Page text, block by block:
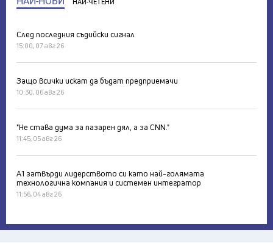
НАЙ-ЧЕТЕНИ
След последния съдийски сигнал
15:00, 07 авг 26
Защо всички искат да бъдат предприемачи
10:30, 06 авг 26
"Не става дума за пазарен дял, а за CNN."
11:45, 05 авг 26
А1 затвърди лидерството си като най-голямата
технологична компания и системен интегратор
11:56, 04 авг 26